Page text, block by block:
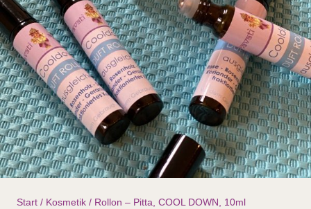
Start / Kosmetik / Rollon – Pitta, COOL DOWN, 10ml